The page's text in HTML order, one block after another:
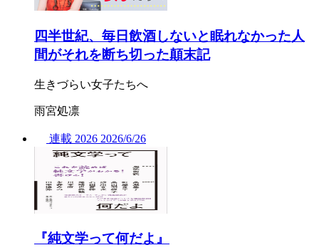
四半世紀、毎日飲酒しないと眠れなかった人
間がそれを断ち切った顛末記
生きづらい女子たちへ
雨宮処凛
連載 2026 2026/6/26
『純文学って何だよ』